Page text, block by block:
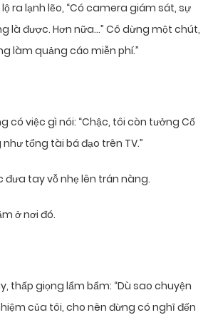
ra lạnh lẽo, “Có camera giám sát, sự
là được. Hơn nữa…” Cô dừng một chút,
làm quảng cáo miễn phí.”
có việc gì nói: “Chậc, tôi còn tưởng Cố
tổng tài bá đạo trên TV.”
đưa tay vỗ nhẹ lên trán nàng.
ở nơi đó.
thấp giọng lẩm bẩm: “Dù sao chuyện
của tôi, cho nên đừng có nghĩ đến